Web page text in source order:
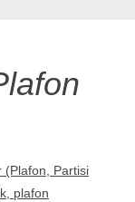
(Plafon, Partisi
plafon